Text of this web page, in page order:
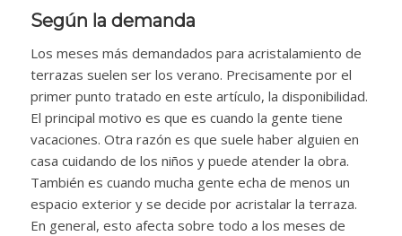
Según la demanda
Los meses más demandados para acristalamiento de
terrazas suelen ser los verano. Precisamente por el
primer punto tratado en este artículo, la disponibilidad.
El principal motivo es que es cuando la gente tiene
vacaciones. Otra razón es que suele haber alguien en
casa cuidando de los niños y puede atender la obra.
También es cuando mucha gente echa de menos un
espacio exterior y se decide por acristalar la terraza.
En general, esto afecta sobre todo a los meses de